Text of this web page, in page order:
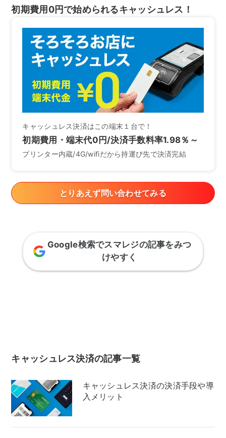
初期費用0円で始められるキャッシュレス！
キャッシュレス決済はこの端末１台で！
初期費用・端末代0円/決済手数料率1.98％～
プリンター内蔵/4G/wifiだから持運び先で決済完結
とりあえず問い合わせてみる
Google検索でスマレジの記事をみつ
けやすく
キャッシュレス決済の記事一覧
キャッシュレス決済の決済手段や導
入メリット